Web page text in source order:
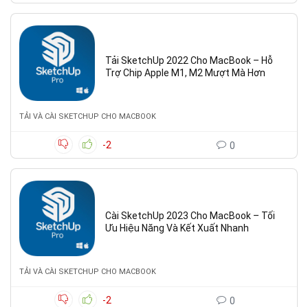
Tải SketchUp 2022 Cho MacBook – Hỗ
Trợ Chip Apple M1, M2 Mượt Mà Hơn
TẢI VÀ CÀI SKETCHUP CHO MACBOOK
-2 0
Cài SketchUp 2023 Cho MacBook – Tối
Ưu Hiệu Năng Và Kết Xuất Nhanh
TẢI VÀ CÀI SKETCHUP CHO MACBOOK
-2 0